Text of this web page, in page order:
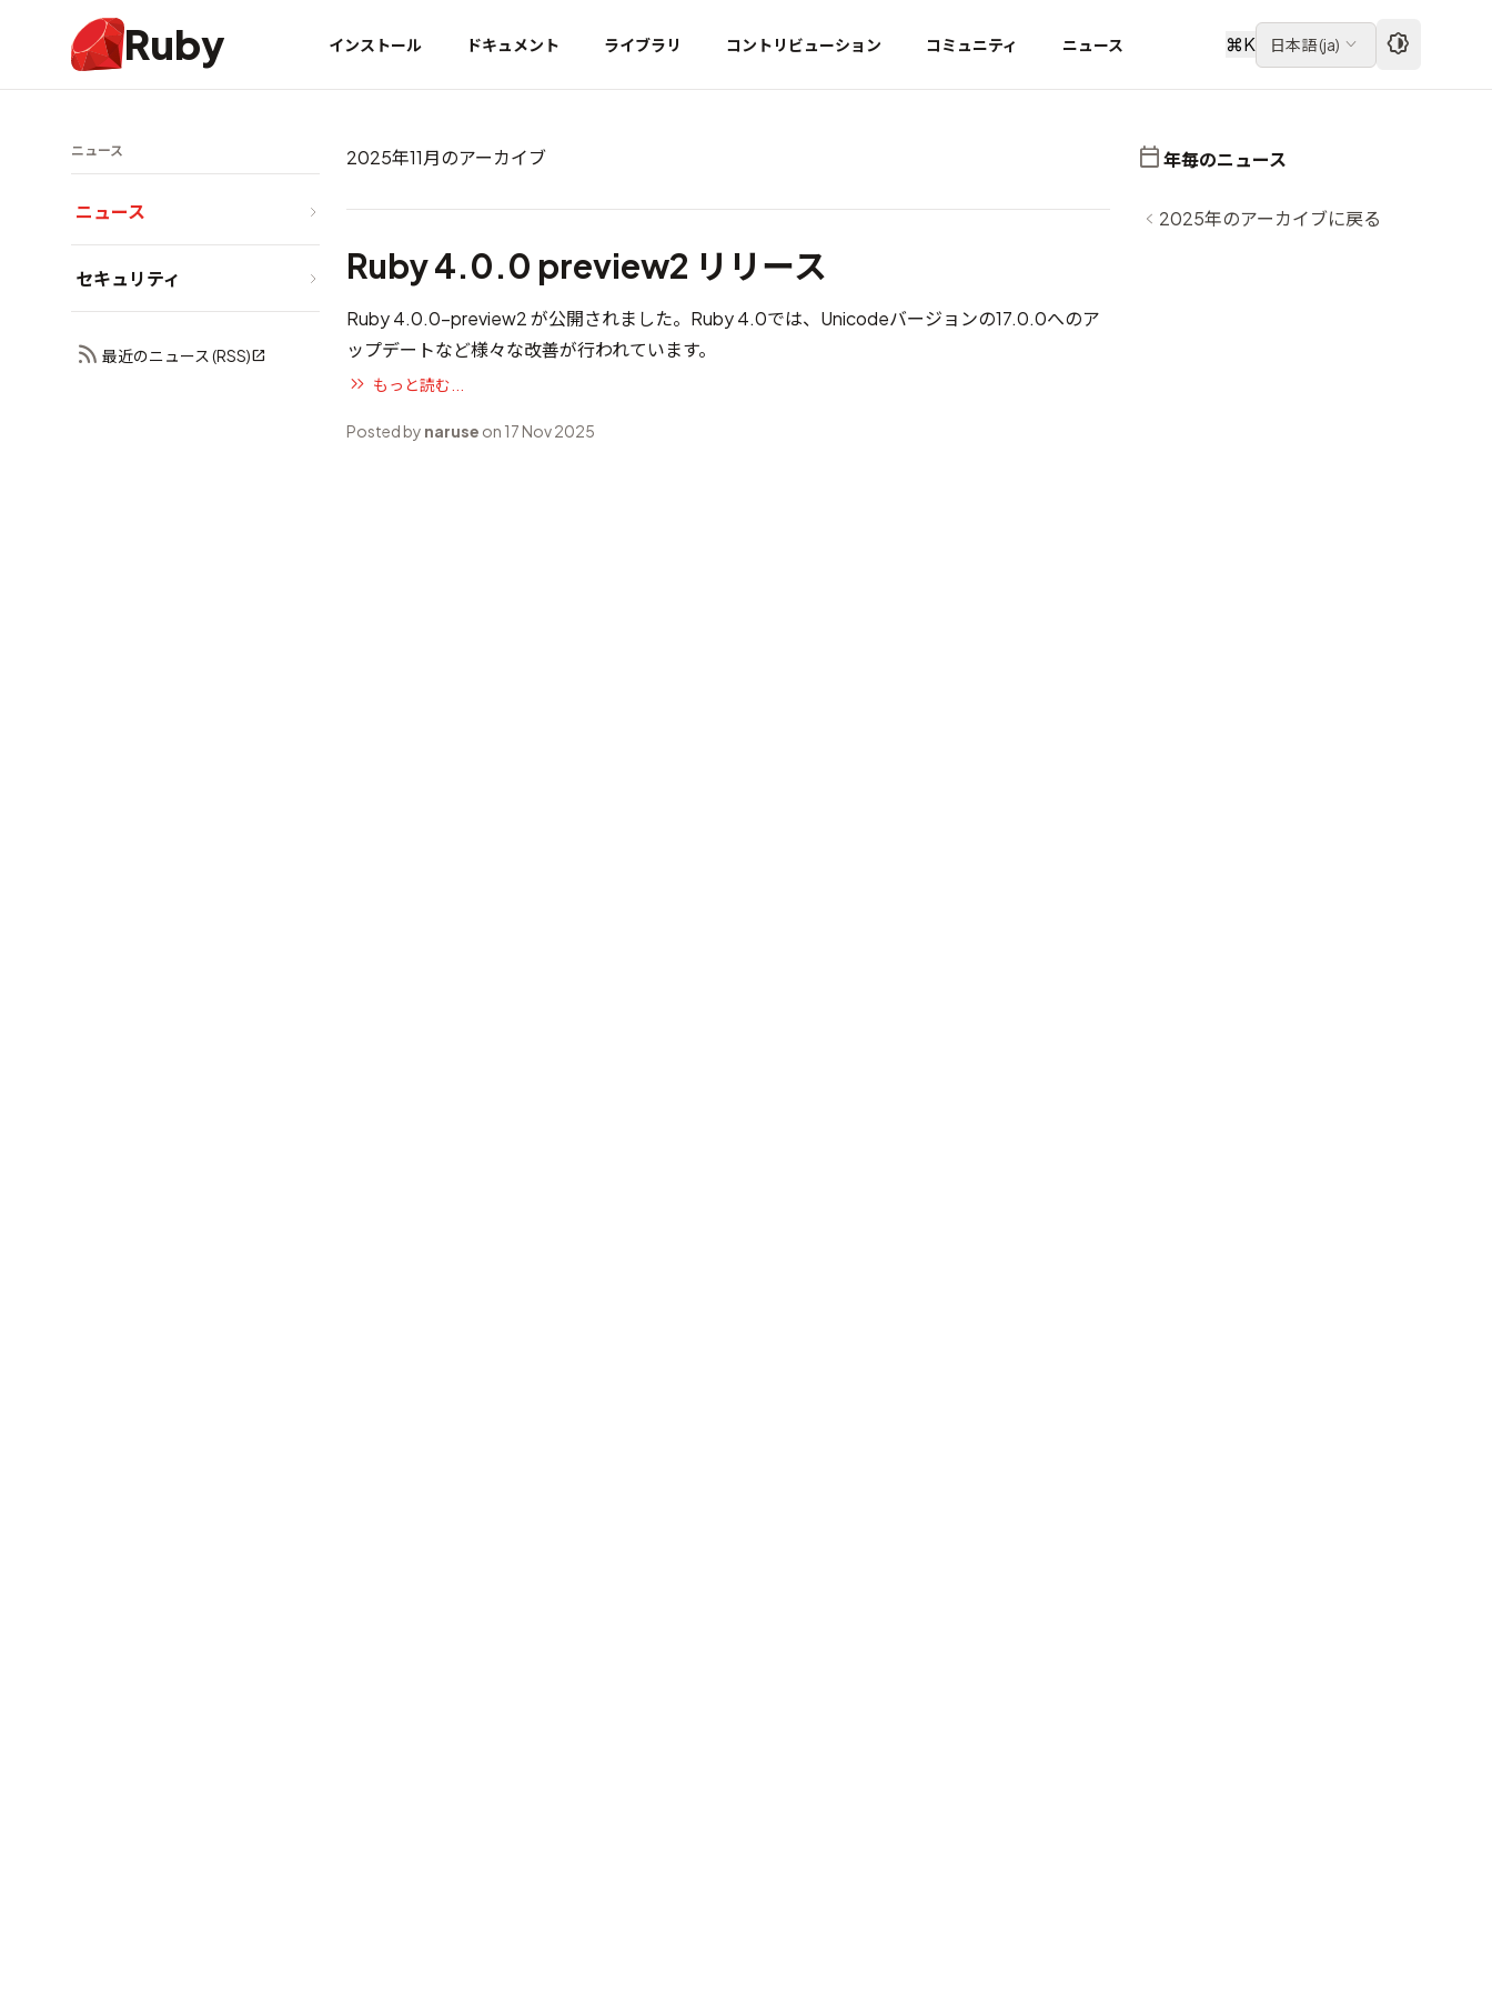
Ruby インストール ドキュメント ライブラリ コントリビューション コミュニティ ニュース ⌘K 日本語(ja)
ニュース
ニュース
セキュリティ
最近のニュース (RSS)
2025年11月のアーカイブ
Ruby 4.0.0 preview2 リリース
Ruby 4.0.0-preview2 が公開されました。Ruby 4.0では、Unicodeバージョンの17.0.0へのア
ップデートなど様々な改善が行われています。
もっと読む...
Posted by naruse on 17 Nov 2025
年毎のニュース
2025年のアーカイブに戻る